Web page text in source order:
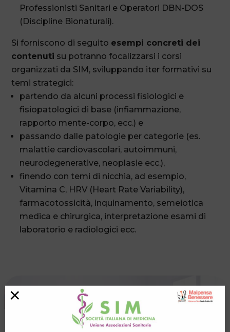
Professionisti Sanitari e Operatori DBN-DOS
(Discipline Bionaturali).
Si forniscono di seguito esempi concreti dei
contenuti su potranno focalizzarsi i corsi
organizzati da SIM, sviluppando iter formativi su
temi strategici:
partendo da alcuni processi fisiologici e
fisiopatologici di base (infiammazione,
rapporto mente-corpo, ecc.) e
passando dalle patologie per categorie (es.
malattie cardiovascolari, autoimmuni,
neurodegenerative, neoplasie ecc.),
finendo con temi di nicchia, ad esempio,
Vitamina C, HRV (Heart Rate Variability),
farmacotossicità, inquinamento, semeiotica
medica e chirurgica, interpretazione esami di
laboratorio e radiologici ecc.
×